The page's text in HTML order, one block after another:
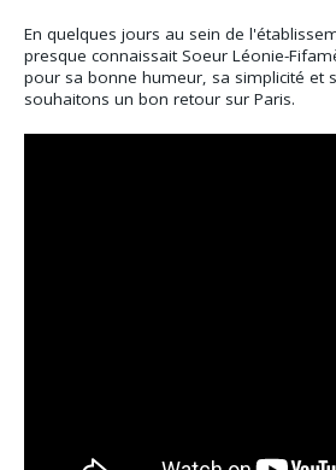
En quelques jours au sein de
presque connaissait Soeur Léonie-
pour sa bonne humeur, sa simplicité et
souhaitons un bon retour sur Paris.